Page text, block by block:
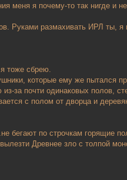
меня я почему-то так нигде и
Руками размахивать ИРЛ ты,
тоже сбрею.
которые ему же пытался
за почти одинаковых полов,
с полом от дворца и
бегают по строчкам горящие
Древнее зло с толпой